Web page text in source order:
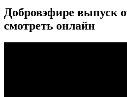
Добровэфире выпуск
смотреть онлайн